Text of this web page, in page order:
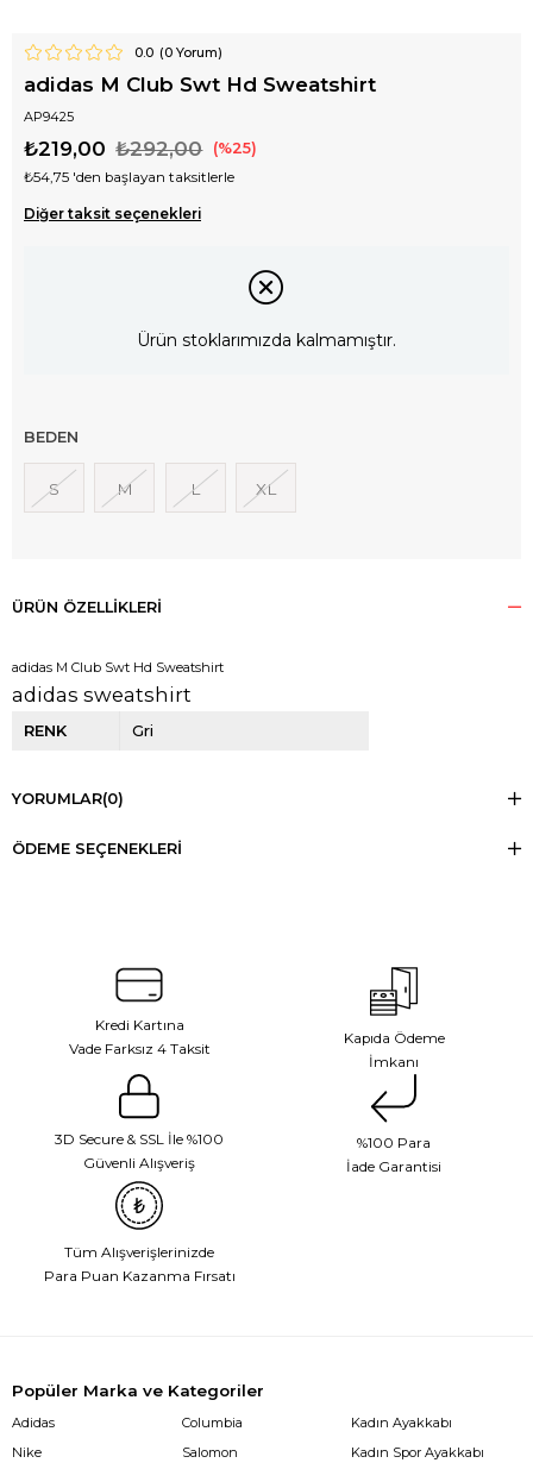
0.0 (0Yorum)
adidas M Club Swt Hd Sweatshirt
AP9425
₺292,00
₺219,00 25
₺54,75 'den başlayan taksitlerle
Diğer taksit seçenekleri
Ürün stoklarımızda kalmamıştır.
BEDEN
S M L XL
ÜRÜN ÖZELLIKLERI
adidas M Club Swt Hd Sweatshirt
adidas sweatshirt
RENK Gri
YORUMLAR(0)
ÖDEME SEÇENEKLERI
Kredi Kartına
Vade Farksız 4 Taksit
Kapıda Ödeme
İmkanı
3D Secure & SSL İle %100
Güvenli Alışveriş
%100 Para
İade Garantisi
Tüm Alışverişlerinizde
Para Puan Kazanma Fırsatı
Popüler Marka ve Kategoriler
Adidas
Nike
Columbia
Salomon
Kadın Ayakkabı
Kadın Spor Ayakkabı